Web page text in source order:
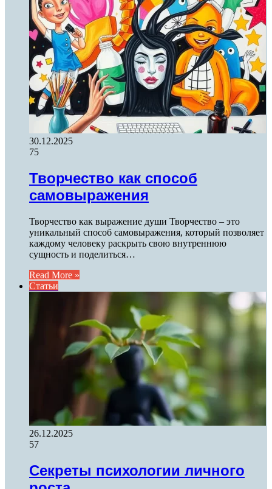
30.12.2025
75
Творчество как способ
самовыражения
Творчество как выражение души Творчество – это
уникальный способ самовыражения, который позволяет
каждому человеку раскрыть свою внутреннюю
сущность и поделиться…
Read More »
Статьи
26.12.2025
57
Секреты психологии личного